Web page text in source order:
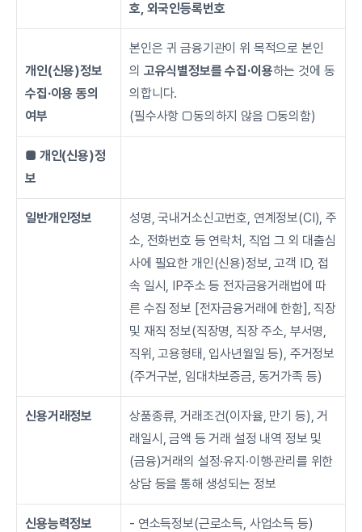
호, 외국인등록번호
개인(신용)정보
수집∙이용 동의
여부
본인은 귀 금융기관이 위 목적으로 본인
의 고유식별정보를 수집·이용하는 것에 동
의합니다.
(필수사항 □동의하지 않음 □동의함)
■ 개인(신용)정
보
일반개인정보
성명, 국내거소신고번호, 연계정보(CI), 주
소, 전화번호 등 연락처, 직업 그 외 대출심
사에 필요한 개인(신용)정보, 고객 ID, 접
속 일시, IP주소 등 전자금융거래법에 따
른 수집 정보 [전자금융거래에 한함], 직장
및 재직 정보(직장명, 직장 주소, 부서명,
직위, 고용형태, 입사년월일 등), 주거정보
(주거구분, 임대차보증금, 동거가족 등)
신용거래정보
상품종류, 거래조건(이자율, 만기 등), 거
래일시, 금액 등 거래 설정 내역 정보 및
(금융)거래의 설정·유지·이행·관리를 위한
상담 등을 통해 생성되는 정보
신용능력정보
- 연소득정보(근로소득, 사업소득 등)